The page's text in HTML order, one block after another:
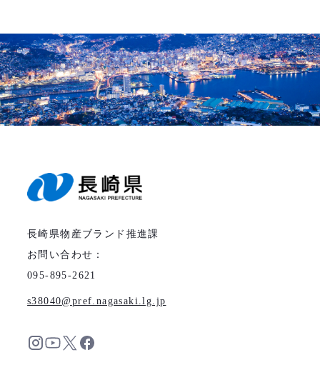
長崎県物産ブランド推進課
お問い合わせ：
095-895-2621
s38040 pref.nagasaki.lg.jp